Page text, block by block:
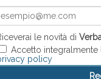
le novità di
Accetto integralmente
policy